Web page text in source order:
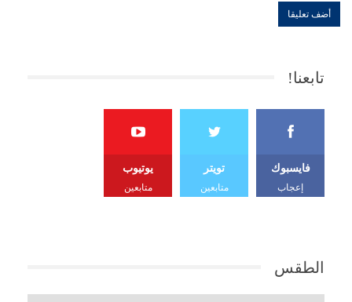
تابعنا!
فايسبوك
إعجاب
تويتر
متابعين
يوتيوب
متابعين
الطقس